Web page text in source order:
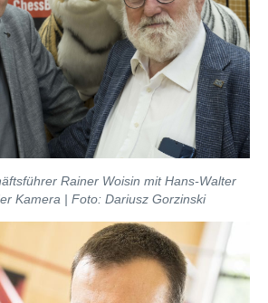
Rainer Woisin mit Hans-Walter
Kamera | Foto: Dariusz Gorzinski